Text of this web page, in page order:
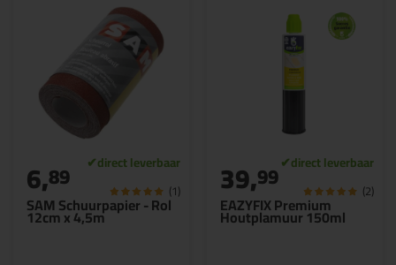
SAM Schuurpapier - Rol
12cm x 4,5m
6,89 (1)
EAZYFIX Premium
Houtplamuur 150ml
39,99 (2)